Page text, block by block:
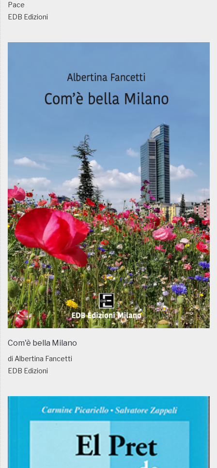
Pace
EDB Edizioni
Com'è bella Milano
di Albertina Fancetti
EDB Edizioni